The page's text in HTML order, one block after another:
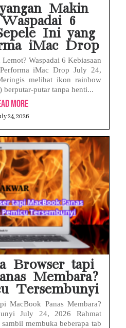
Makin
6
Ini yang
iMac Drop
Waspadai 6 Kebiasaan
iMac Drop July 24,
melihat ikon rainbow
putar tanpa henti...
More
24, 2026
Browser tapi
Membara?
Tersembunyi
MacBook Panas Membara?
July 24, 2026 Rahmat
membuka beberapa tab